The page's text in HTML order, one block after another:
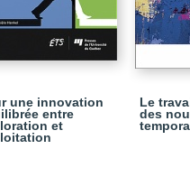
une innovation
entre
et
Le
des